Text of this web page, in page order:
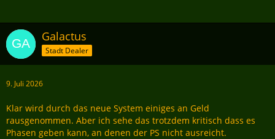
Galactus
Stadt Dealer
9. Juli 2026
Klar wird durch das neue System einiges an Geld
rausgenommen. Aber ich sehe das trotzdem kritisch dass es
Phasen geben kann, an denen der PS nicht ausreicht.